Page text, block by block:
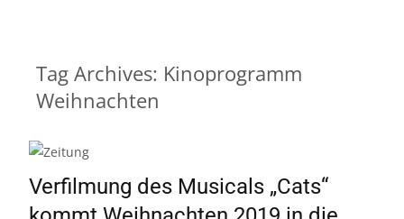
Tag Archives: Kinoprogramm
Weihnachten
01
Sep./18
Verfilmung des Musicals „Cats“